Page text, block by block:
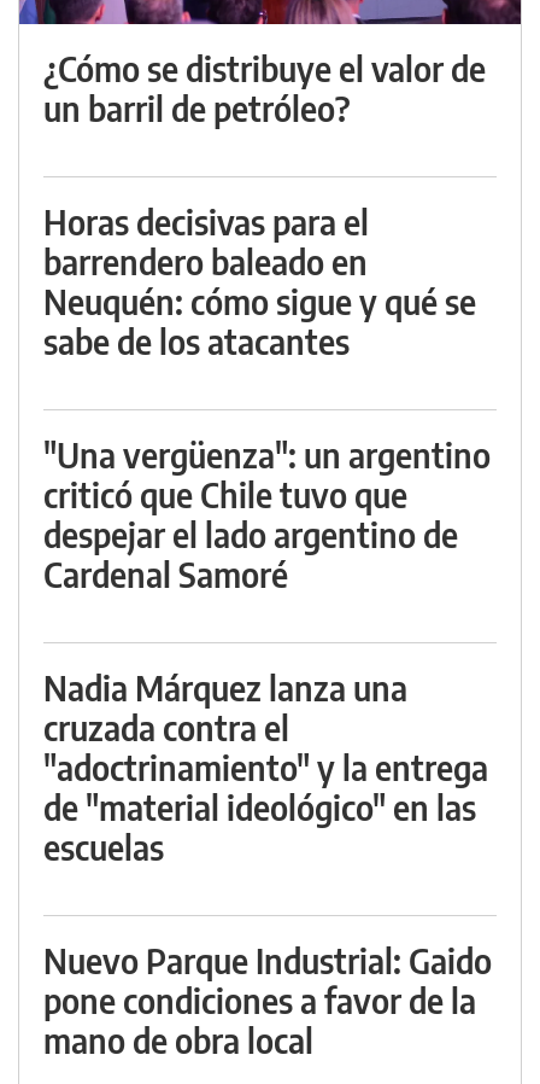
¿Cómo se distribuye el valor de
un barril de petróleo?
Horas decisivas para el
barrendero baleado en
Neuquén: cómo sigue y qué se
sabe de los atacantes
"Una vergüenza": un argentino
criticó que Chile tuvo que
despejar el lado argentino de
Cardenal Samoré
Nadia Márquez lanza una
cruzada contra el
"adoctrinamiento" y la entrega
de "material ideológico" en las
escuelas
Nuevo Parque Industrial: Gaido
pone condiciones a favor de la
mano de obra local